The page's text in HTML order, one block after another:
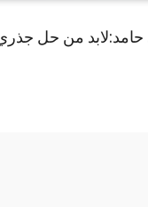
من حل